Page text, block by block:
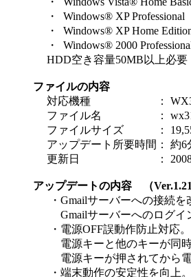
・ Windows® XP Professional
・ Windows® XP Home
・ Windows® 2000
HDD空き容量50MB以上必要
ファイルの内容
対応機種
：
ファイル名
：
ファイルサイズ
：
アップデート所要時間 ： 約6
更新日
：
アップデートの内容 （Ver.1.21
・ Gmailサーバーへの接続を
Gmailサーバーへのログイ
・ 電源OFF誤動作防止対応。
電源キーと他のキーが同
電源キーが押されてから
・ 端末動作の安定性を向上。